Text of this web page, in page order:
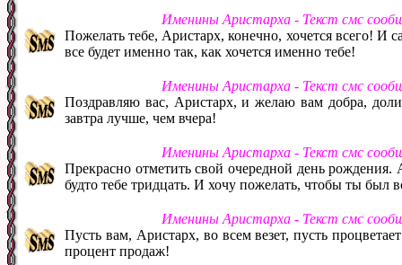
Именины Аристарха - Текст смс
Пожелать тебе, Аристарх, конечно, хочется всего! И
все будет именно так, как хочется именно тебе!
Именины Аристарха - Текст смс
Поздравляю вас, Аристарх, и желаю вам добра,
завтра лучше, чем вчера!
Именины Аристарха - Текст смс
Прекрасно отметить свой очередной день
будто тебе тридцать. И хочу пожелать, чтобы ты
Именины Аристарха - Текст смс
Пусть вам, Аристарх, во всем везет, пусть
процент продаж!